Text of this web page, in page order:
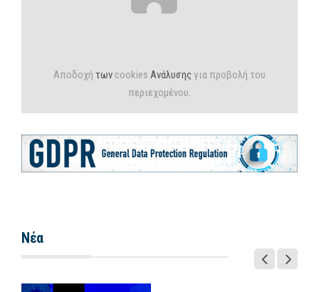
Αποδοχή των cookies Ανάλυσης για προβολή του
περιεχομένου.
Νέα